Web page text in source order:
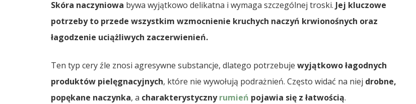
Skóra naczyniowa bywa wyjątkowo delikatna i wymaga szczególnej troski. Jej kluczowe
potrzeby to przede wszystkim wzmocnienie kruchych naczyń krwionośnych oraz
łagodzenie uciążliwych zaczerwienień.
Ten typ cery źle znosi agresywne substancje, dlatego potrzebuje wyjątkowo łagodnych
produktów pielęgnacyjnych, które nie wywołują podrażnień. Często widać na niej drobne,
popękane naczynka, a charakterystycznyrumień pojawia się z łatwością.